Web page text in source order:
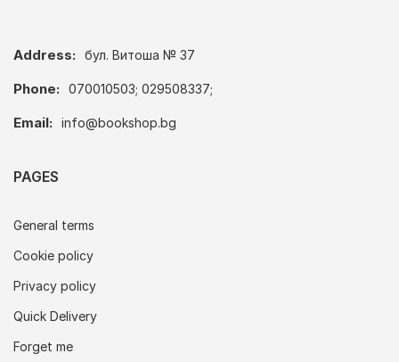
Address: бул. Витоша № 37
Phone: 070010503; 029508337;
Email: info@bookshop.bg
PAGES
General terms
Cookie policy
Privacy policy
Quick Delivery
Forget me